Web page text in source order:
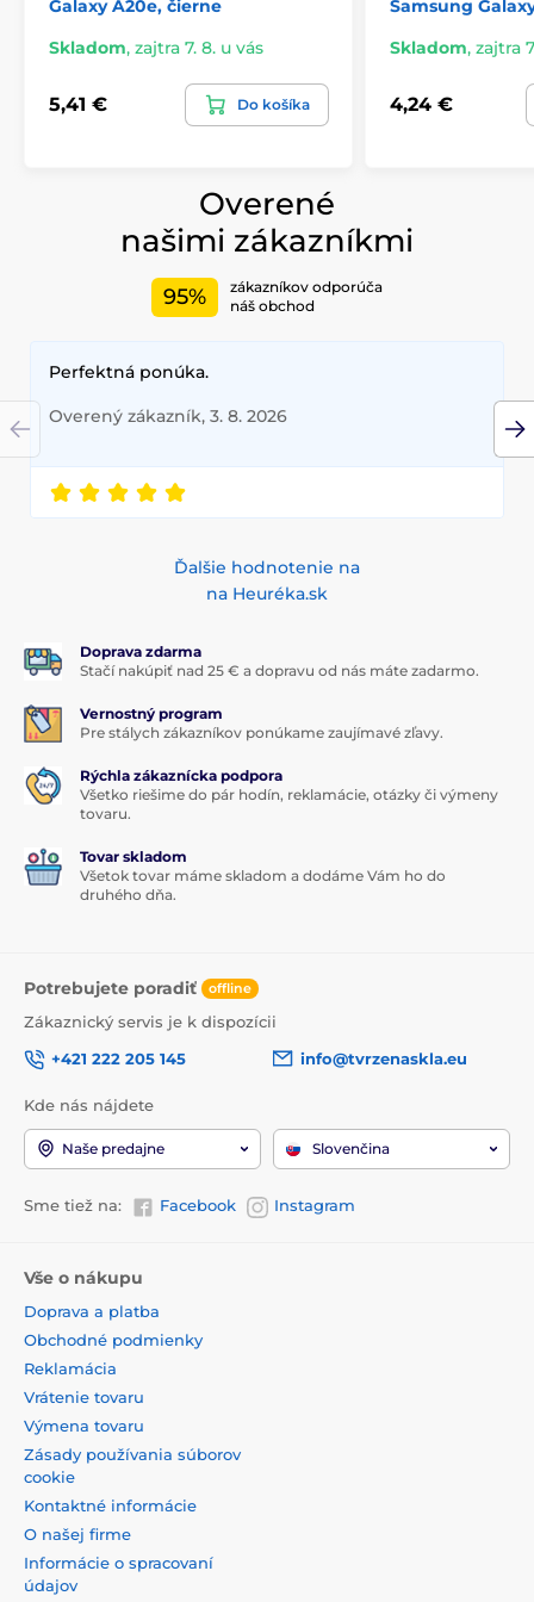
priľnavosť po celej ploche
tvrdeného skla. Nehrozí
odlúpenie.
Obsah balenia:
Galaxy A20e, čierne
Skladom, zajtra 7. 8. u vás
5,41 € Do košíka
Samsung
Skladom, zajtra
4,24 €
Overené
našimi zákazníkmi
95%
zákazníkov odporúča
náš obchod
Perfektná ponúka.
Overený zákazník, 3. 8. 2026
Ďalšie hodnotenie na
na Heuréka.sk
Doprava zdarma
Stačí nakúpiť nad 25 € a dopravu od nás máte zadarmo.
Vernostný program
Pre stálych zákazníkov ponúkame zaujímavé zľavy.
Rýchla zákaznícka podpora
Všetko riešime do pár hodín, reklamácie, otázky či výmeny
tovaru.
Tovar skladom
Všetok tovar máme skladom a dodáme Vám ho do
druhého dňa.
Potrebujete poradiť offline
Zákaznický servis je k dispozícii
+421 222 205 145
info@tvrzenaskla.eu
Kde nás nájdete
Naše predajne Slovenčina
Sme tiež na: Facebook Instagram
Vše o nákupu
Doprava a platba
Obchodné podmienky
Reklamácia
Vrátenie tovaru
Výmena tovaru
Zásady používania súborov
cookie
Kontaktné informácie
O našej firme
Informácie o spracovaní
údajov